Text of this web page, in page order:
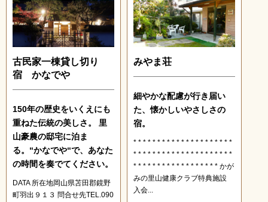
古民家一棟貸し切り
宿 かなでや
150年の歴史をいくえにも
重ねた伝統の美しさ。 里
山豪農の邸宅に泊ま
る。“かなでや“で、あなた
の時間を奏でてください。
DATA 所在地岡山県苫田郡鏡野
町羽出９１３ 問合せ先TEL.090
みやま荘
細やかな配慮が行き届い
た、懐かしいやさしさの
宿。
* * * * * * * * * * * * * * * * * * * * *
* * * * * * * * * * * * * * * * * * * * *
* * * * * * * * * * * * * * * * * * かが
みの里山健康クラブ特典施設
入会...